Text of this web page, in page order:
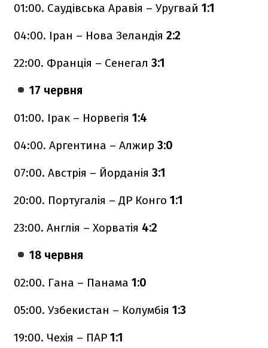
01:00. Саудівська Аравія – Уругвай 1:1
04:00. Іран – Нова Зеландія 2:2
22:00. Франція – Сенегал 3:1
17 червня
01:00. Ірак – Норвегія 1:4
04:00. Аргентина – Алжир 3:0
07:00. Австрія – Йорданія 3:1
20:00. Португалія – ДР Конго 1:1
23:00. Англія – Хорватія 4:2
18 червня
02:00. Гана – Панама 1:0
05:00. Узбекистан – Колумбія 1:3
19:00. Чехія – ПАР 1:1